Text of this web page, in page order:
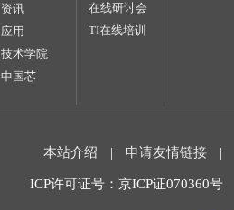
资讯
应用
技术学院
中国芯
在线研讨会
TI在线培训
本站介绍 | 申请友情链接 |
ICP许可证号：京ICP证070360